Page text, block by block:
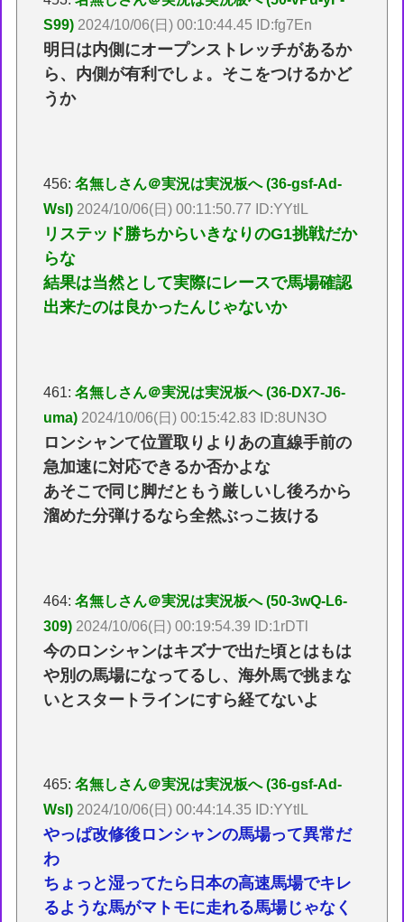
S99) 2024/10/06(日) 00:10:44.45 ID:fg7En
明日は内側にオープンストレッチがあるか
ら、内側が有利でしょ。そこをつけるかど
うか
456:名無しさん＠実況は実況板へ (36-gsf-Ad-
WsI) 2024/10/06(日) 00:11:50.77 ID:YYtlL
リステッド勝ちからいきなりのG1挑戦だか
らな
結果は当然として実際にレースで馬場確認
出来たのは良かったんじゃないか
461:名無しさん＠実況は実況板へ (36-DX7-J6-
uma) 2024/10/06(日) 00:15:42.83 ID:8UN3O
ロンシャンて位置取りよりあの直線手前の
急加速に対応できるか否かよな
あそこで同じ脚だともう厳しいし後ろから
溜めた分弾けるなら全然ぶっこ抜ける
464:名無しさん＠実況は実況板へ (50-3wQ-L6-
309) 2024/10/06(日) 00:19:54.39 ID:1rDTl
今のロンシャンはキズナで出た頃とはもは
や別の馬場になってるし、海外馬で挑まな
いとスタートラインにすら経てないよ
465:名無しさん＠実況は実況板へ (36-gsf-Ad-
WsI) 2024/10/06(日) 00:44:14.35 ID:YYtlL
やっぱ改修後ロンシャンの馬場って異常だ
わ
ちょっと湿ってたら日本の高速馬場でキレ
るような馬がマトモに走れる馬場じゃなく